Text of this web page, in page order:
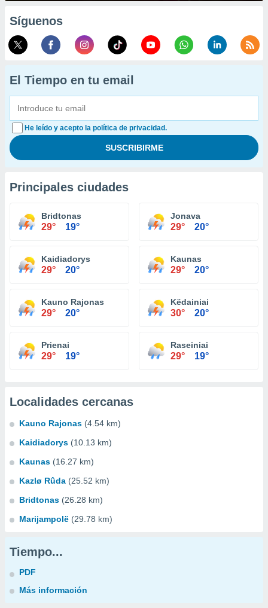
Síguenos
El Tiempo en tu email
He leído y acepto la política de privacidad.
Principales ciudades
Bridtonas
29° 19°
Jonava
29° 20°
Kaidiadorys
29° 20°
Kaunas
29° 20°
Kauno Rajonas
29° 20°
Këdainiai
30° 20°
Prienai
29° 19°
Raseiniai
29° 19°
Localidades cercanas
Kauno Rajonas (4.54 km)
Kaidiadorys (10.13 km)
Kaunas (16.27 km)
Kazlø Rûda (25.52 km)
Bridtonas (26.28 km)
Marijampolë (29.78 km)
Tiempo...
PDF
Más información